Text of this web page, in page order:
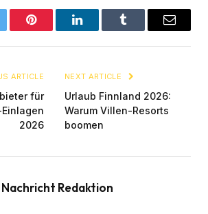
Pinterest LinkedInTumblr Email
ARTICLE
für
2026
NEXT ARTICLE
Urlaub Finnland 2026:
Warum Villen-Resorts
boomen
Redaktion